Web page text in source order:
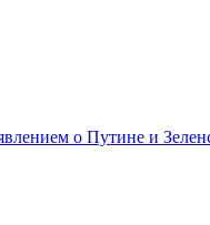
о Путине и